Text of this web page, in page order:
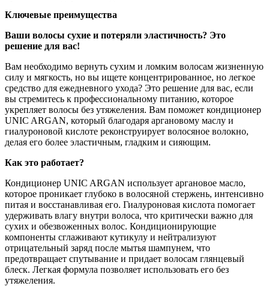
Ключевые преимущества
Ваши волосы сухие и потеряли эластичность? Это
решение для вас!
Вам необходимо вернуть сухим и ломким волосам жизненную
силу и мягкость, но вы ищете концентрированное, но легкое
средство для ежедневного ухода? Это решение для вас, если
вы стремитесь к профессиональному питанию, которое
укрепляет волосы без утяжеления. Вам поможет кондиционер
UNIC ARGAN, который благодаря аргановому маслу и
гиалуроновой кислоте реконструирует волосяное волокно,
делая его более эластичным, гладким и сияющим.
Как это работает?
Кондиционер UNIC ARGAN использует аргановое масло,
которое проникает глубоко в волосяной стержень, интенсивно
питая и восстанавливая его. Гиалуроновая кислота помогает
удерживать влагу внутри волоса, что критически важно для
сухих и обезвоженных волос. Кондиционирующие
компоненты сглаживают кутикулу и нейтрализуют
отрицательный заряд после мытья шампунем, что
предотвращает спутывание и придает волосам глянцевый
блеск. Легкая формула позволяет использовать его без
утяжеления.